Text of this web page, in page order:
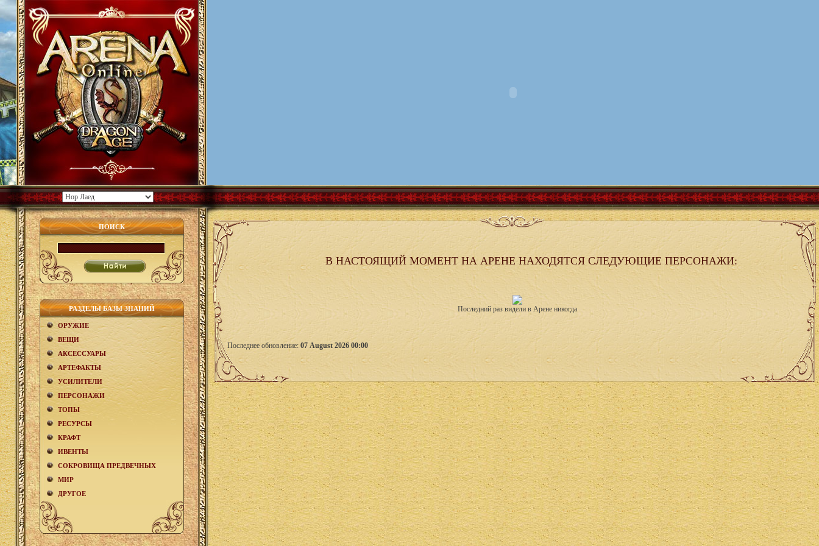
ПОИСК
РАЗДЕЛЫ БАЗЫ ЗНАНИЙ
ОРУЖИЕ
ВЕЩИ
АКCЕСCУАРЫ
АРТЕФАКТЫ
УСИЛИТЕЛИ
ПЕРСОНАЖИ
ТОПЫ
РЕСУРСЫ
КРАФТ
ИВЕНТЫ
СОКРОВИЩА ПРЕДВЕЧНЫХ
МИР
ДРУГОЕ
В НАСТОЯЩИЙ МОМЕНТ НА АРЕНЕ НАХОДЯТСЯ СЛЕДУЮЩИЕ ПЕРСОНАЖИ:
Последний раз видели в Арене никогда
Последнее обновление: 07 August 2026 00:00